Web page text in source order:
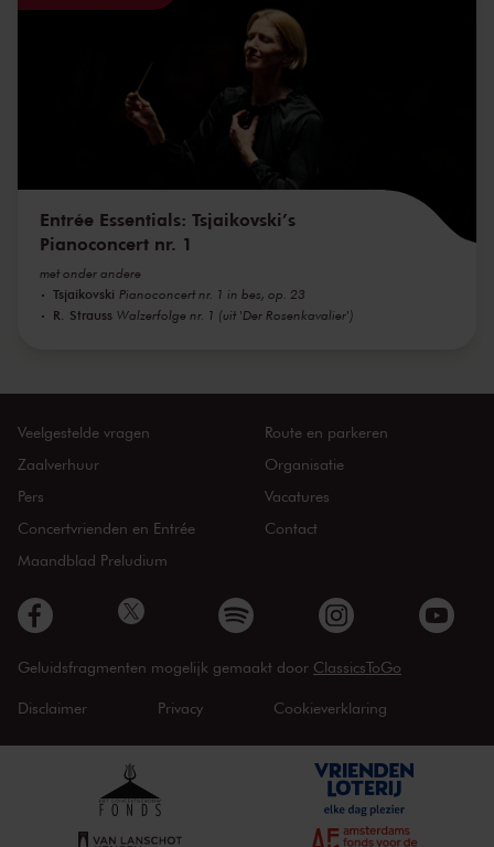
Entrée Essentials: Tsjaikovski’s
Pianoconcert nr. 1
met onder andere
Tsjaikovski Pianoconcert nr. 1 in bes, op. 23
R. Strauss Walzerfolge nr. 1 (uit 'Der Rosenkavalier')
Veelgestelde vragen
Zaalverhuur
Pers
Concertvrienden en Entrée
Maandblad Preludium
Route en parkeren
Organisatie
Vacatures
Contact
Geluidsfragmenten mogelijk gemaakt door ClassicsToGo
Disclaimer Privacy Cookieverklaring